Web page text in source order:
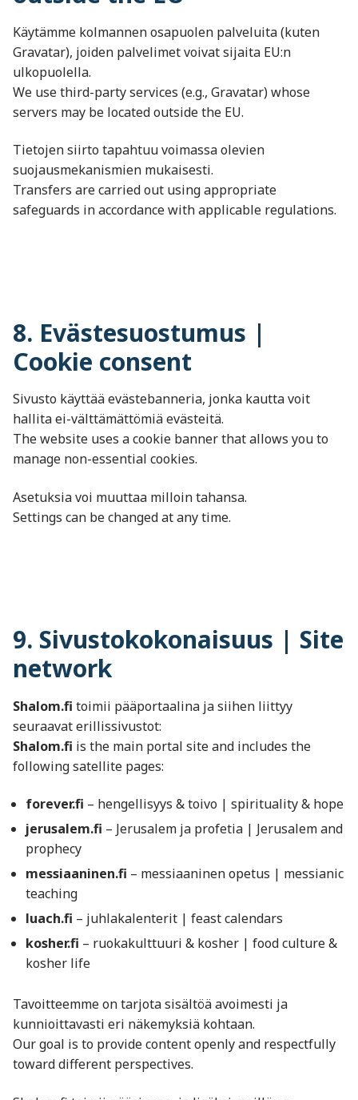
Käytämme kolmannen osapuolen palveluita (kuten
Gravatar), joiden palvelimet voivat sijaita EU:n
ulkopuolella.
We use third-party services (e.g., Gravatar) whose
servers may be located outside the EU.
Tietojen siirto tapahtuu voimassa olevien
suojausmekanismien mukaisesti.
Transfers are carried out using appropriate
safeguards in accordance with applicable regulations.
8. Evästesuostumus |
Cookie consent
Sivusto käyttää evästebanneria, jonka kautta voit
hallita ei-välttämättömiä evästeitä.
The website uses a cookie banner that allows you to
manage non-essential cookies.
Asetuksia voi muuttaa milloin tahansa.
Settings can be changed at any time.
9. Sivustokokonaisuus | Site
network
Shalom.fi toimii pääportaalina ja siihen liittyy
seuraavat erillissivustot:
Shalom.fi is the main portal site and includes the
following satellite pages:
forever.fi – hengellisyys & toivo | spirituality & hope
jerusalem.fi – Jerusalem ja profetia | Jerusalem and
prophecy
messiaaninen.fi – messiaaninen opetus | messianic
teaching
luach.fi – juhlakalenterit | feast calendars
kosher.fi – ruokakulttuuri & kosher | food culture &
kosher life
Tavoitteemme on tarjota sisältöä avoimesti ja
kunnioittavasti eri näkemyksiä kohtaan.
Our goal is to provide content openly and respectfully
toward different perspectives.